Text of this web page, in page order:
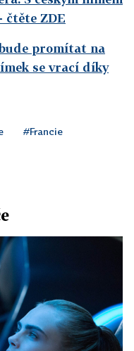
čtěte ZDE
promítat na
se vrací díky
#Francie